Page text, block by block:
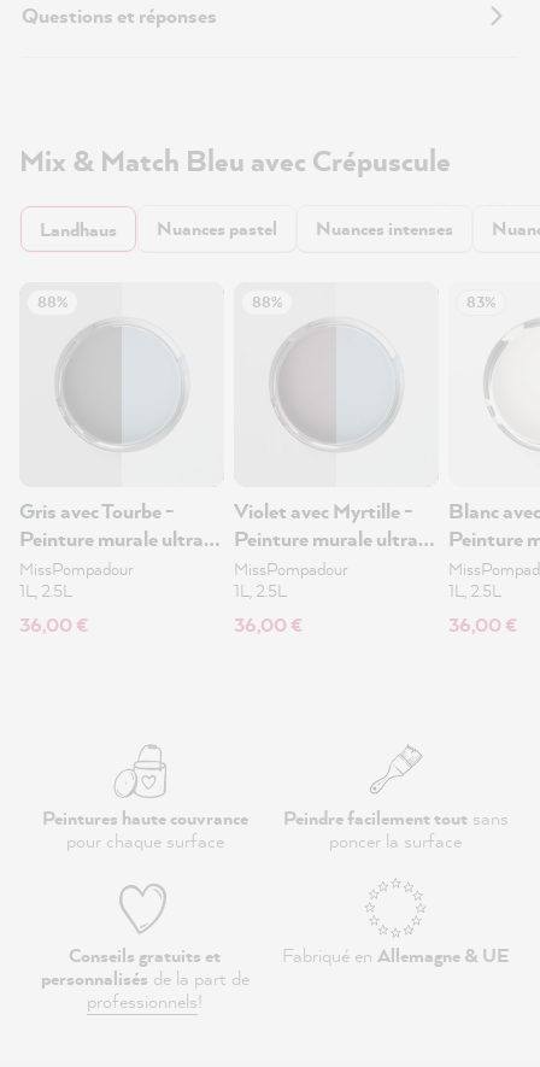
Questions et réponses
Mix & Match Bleu avec Crépuscule
Landhaus Nuances pastel Nuances intenses
88%
Gris avec Tourbe -
Peinture murale ultra-
mate 1L
MissPompadour
1L, 2.5L
36,00 €
88%
Violet avec Myrtille -
Peinture murale ultra-
mate 1L
MissPompadour
1L, 2.5L
36,00 €
83%
Blanc
Peinture
mate 1L
1L, 2.5L
36,00 €
Peintures haute couvrance
pour chaque surface
Peindre facilement toutsans
poncer la surface
Conseils gratuits et
personnalisés de la part de
professionnels!
Fabriqué en Allemagne & UE